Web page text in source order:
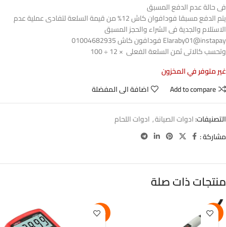
فى حالة عدم الدفع المسبق
يتم الدفع مسبقا فودافوان كاش 12% من قيمة السلعة لتفادى عملية عدم
الاستلام والجدية فى الشراء والحجز المسبق
Elaraby01@instapay فودافون كاش 01004682935
وتحسب كالاتى ثمن السلعة الفعلى × 12 ÷ 100
غير متوفر في المخزون
Add to compare
اضافة الى المفضلة
التصنيفات:ادوات الصيانة, ادوات اللحام
مشاركة :
منتجات ذات صلة
-8%
-22%